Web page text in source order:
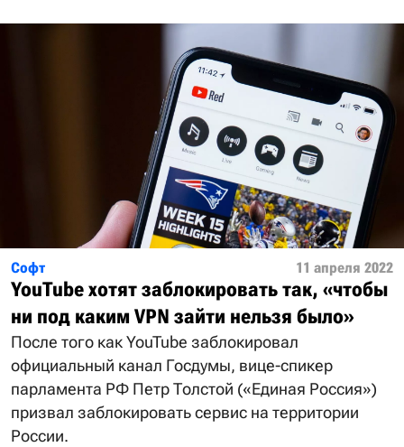
Софт 11 апреля 2022
YouTube хотят заблокировать так, «чтобы
ни под каким VPN зайти нельзя было»
После того как YouTube заблокировал
официальный канал Госдумы, вице-спикер
парламента РФ Петр Толстой («Единая Россия»)
призвал заблокировать сервис на территории
России.